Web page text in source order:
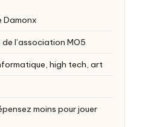
Damonx
l’association MO5
high tech, art
moins pour jouer